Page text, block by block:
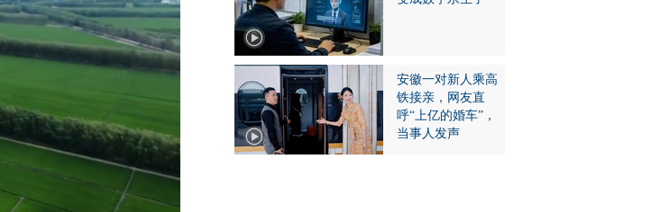
安徽一对新人乘高
铁接亲，网友直
呼“上亿的婚车”，
当事人发声